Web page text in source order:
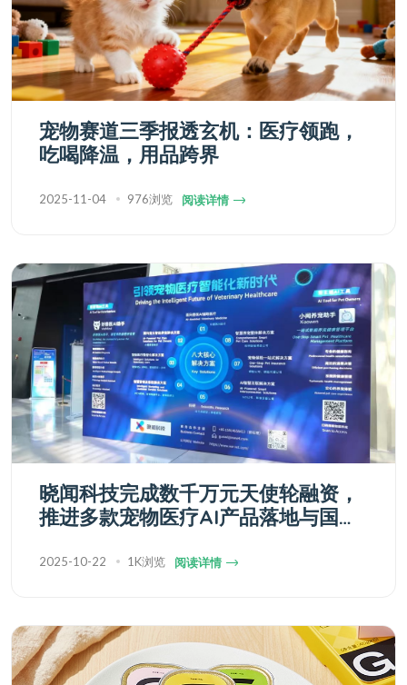
宠物赛道三季报透玄机：医疗领跑，
吃喝降温，用品跨界
2025-11-04 976浏览 阅读详情
晓闻科技完成数千万元天使轮融资，
推进多款宠物医疗AI产品落地与国际
2025-10-22 1K浏览 阅读详情